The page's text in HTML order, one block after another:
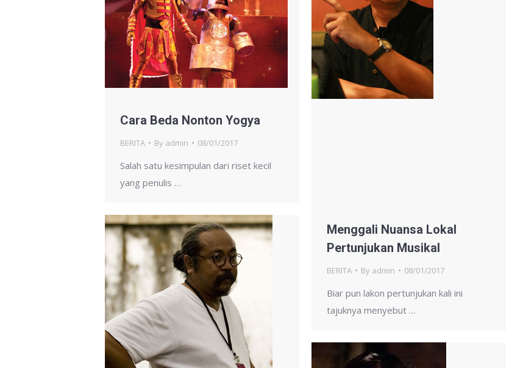
Cara Beda Nonton Yogya
BERITA By admin 08/01/2017
Salah satu kesimpulan dari riset kecil
yang penulis …
Menggali Nuansa Lokal
Pertunjukan Musikal
BERITA By admin 08/01/2017
Biar pun lakon pertunjukan kali ini
tajuknya menyebut …